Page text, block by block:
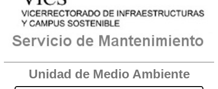
Unidad de Medio Ambiente